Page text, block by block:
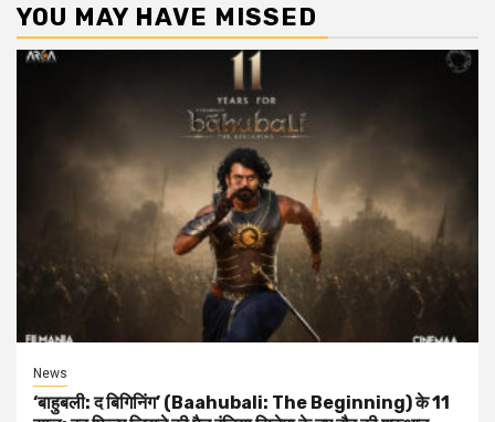
YOU MAY HAVE MISSED
News
‘बाहुबली: द बिगिनिंग’ (Baahubali: The Beginning) के 11